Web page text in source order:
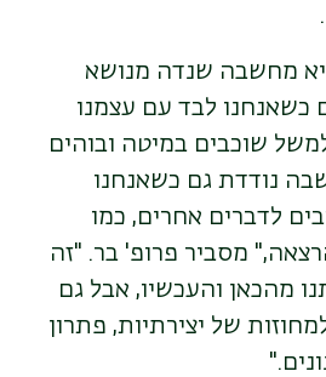
.
מחשבה שנדה מנושא
כשאנחנו לבד עם עצמנו
שוכבים במיטה ובוהים
נודדת גם כשאנחנו
לדברים אחרים, כמו
מסביר פרופ' בר. "זה
מהכאן והעכשיו, אבל גם
של יצירתיות, פתרון